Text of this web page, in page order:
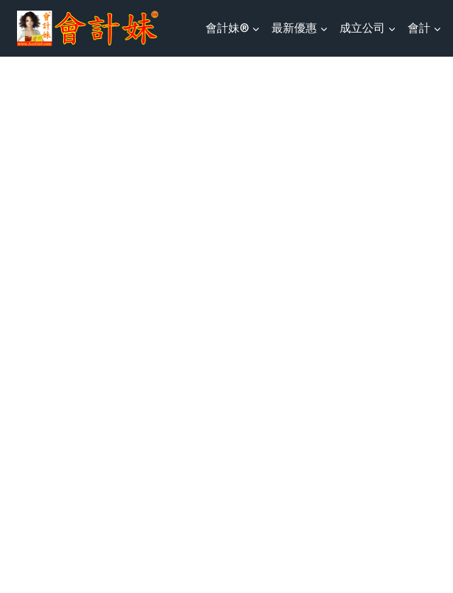
會計妹® 最新優惠 成立公司 會計